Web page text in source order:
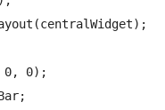
0, 0);